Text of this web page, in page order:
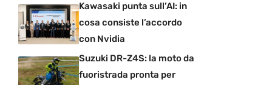
Kawasaki punta sull’AI: in
cosa consiste l’accordo
con Nvidia
Suzuki DR-Z4S: la moto da
fuoristrada pronta per